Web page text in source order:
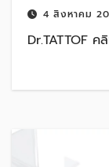
4 สิงหาคม
Dr.TATTOF ค